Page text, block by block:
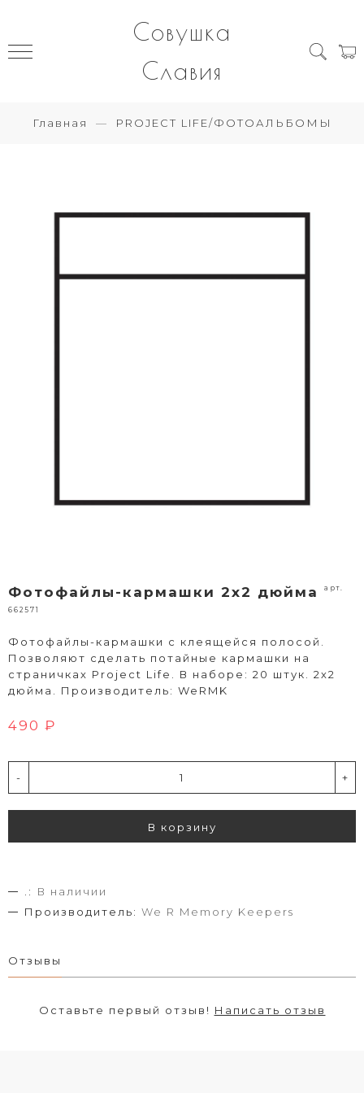
Совушка
Славия
Главная PROJECT LIFE/ФОТОАЛЬБОМЫ
Фотофайлы-кармашки 2x2 дюйма арт.
662571
Фотофайлы-кармашки с клеящейся полосой.
Позволяют сделать потайные кармашки на
страничках Project Life. В наборе: 20 штук. 2х2
дюйма. Производитель: WeRMK
490 ₽
- +
В корзину
.:
В наличии
Производитель: We R Memory Keepers
Отзывы
Оставьте первый отзыв! Написать отзыв